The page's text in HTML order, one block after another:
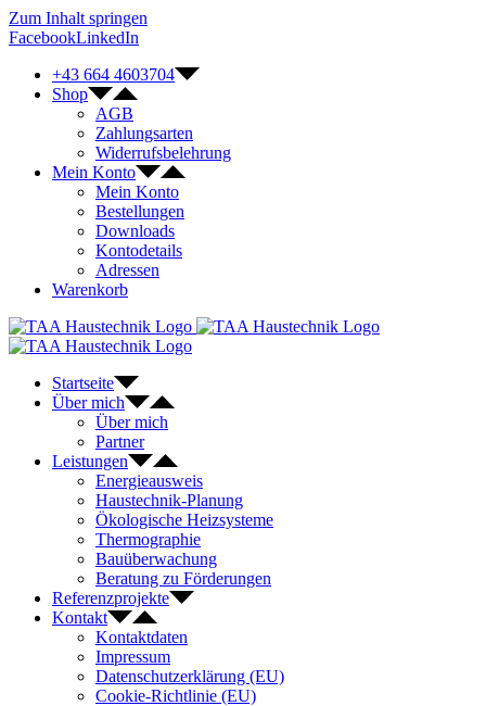
Zum Inhalt springen
FacebookLinkedIn
+43 664 4603704
Shop
AGB
Zahlungsarten
Widerrufsbelehrung
Mein Konto
Mein Konto
Bestellungen
Downloads
Kontodetails
Adressen
Warenkorb
Startseite
Über mich
Über mich
Partner
Leistungen
Energieausweis
Haustechnik-Planung
Ökologische Heizsysteme
Thermographie
Bauüberwachung
Beratung zu Förderungen
Referenzprojekte
Kontakt
Kontaktdaten
Impressum
Datenschutzerklärung (EU)
Cookie-Richtlinie (EU)